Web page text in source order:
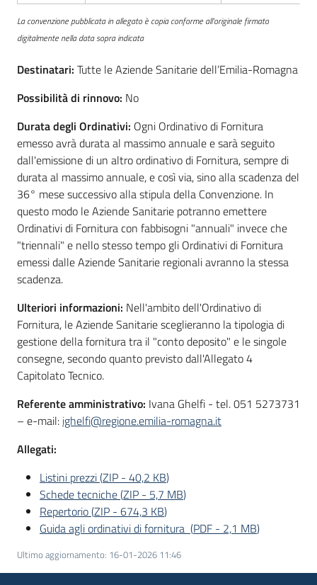
La convenzione pubblicata in allegato è copia conforme all'originale firmato
digitalmente nella data sopra indicata
Destinatari: Tutte le Aziende Sanitarie dell’Emilia-Romagna
Possibilità di rinnovo: No
Durata degli Ordinativi: Ogni Ordinativo di Fornitura
emesso avrà durata al massimo annuale e sarà seguito
dall'emissione di un altro ordinativo di Fornitura, sempre di
durata al massimo annuale, e così via, sino alla scadenza del
36° mese successivo alla stipula della Convenzione. In
questo modo le Aziende Sanitarie potranno emettere
Ordinativi di Fornitura con fabbisogni "annuali" invece che
"triennali" e nello stesso tempo gli Ordinativi di Fornitura
emessi dalle Aziende Sanitarie regionali avranno la stessa
scadenza.
Ulteriori informazioni: Nell'ambito dell'Ordinativo di
Fornitura, le Aziende Sanitarie sceglieranno la tipologia di
gestione della fornitura tra il "conto deposito" e le singole
consegne, secondo quanto previsto dall'Allegato 4
Capitolato Tecnico.
Referente amministrativo: Ivana Ghelfi - tel. 051 5273731
– e-mail: ighelfi@regione.emilia-romagna.it
Allegati:
Listini prezzi(ZIP - 40,2 KB)
Schede tecniche(ZIP - 5,7 MB)
Repertorio(ZIP - 674,3 KB)
Guida agli ordinativi di fornitura (PDF - 2,1 MB)
Ultimo aggiornamento: 16-01-2026 11:46